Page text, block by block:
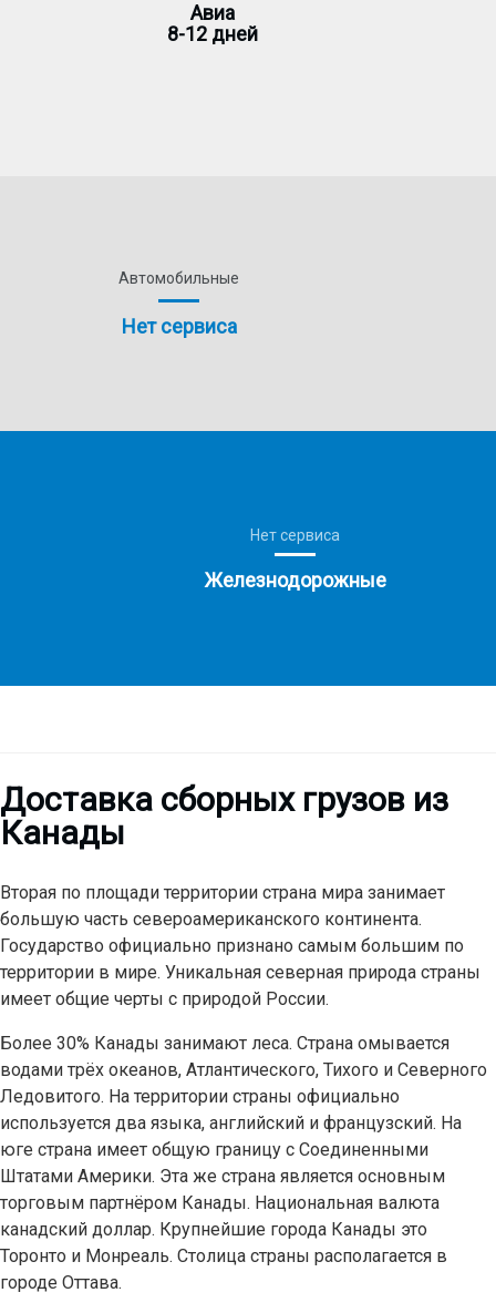
Авиа
8-12 дней
Автомобильные
Нет сервиса
Нет сервиса
Железнодорожные
Доставка сборных грузов из
Канады
Вторая по площади территории страна мира занимает
большую часть североамериканского континента.
Государство официально признано самым большим по
территории в мире. Уникальная северная природа страны
имеет общие черты с природой России.
Более 30% Канады занимают леса. Страна омывается
водами трёх океанов, Атлантического, Тихого и Северного
Ледовитого. На территории страны официально
используется два языка, английский и французский. На
юге страна имеет общую границу с Соединенными
Штатами Америки. Эта же страна является основным
торговым партнёром Канады. Национальная валюта
канадский доллар. Крупнейшие города Канады это
Торонто и Монреаль. Столица страны располагается в
городе Оттава.